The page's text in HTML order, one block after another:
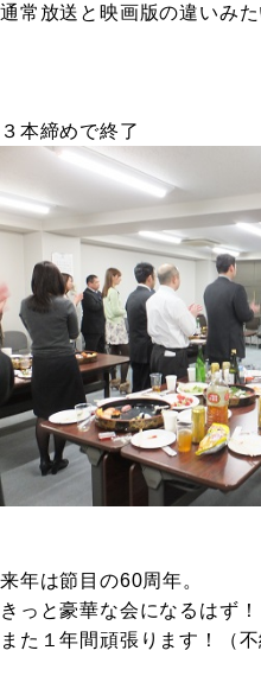
通常放送と映画版の違いみ
３本締めで終了
来年は節目の60周年。
きっと豪華な会になるはず！
また１年間頑張ります！（不